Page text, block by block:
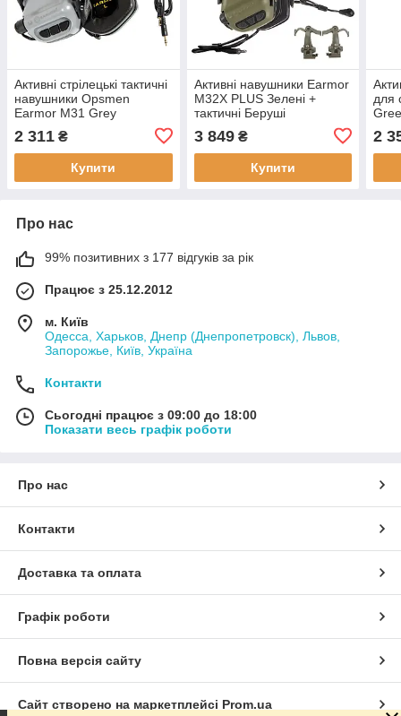
Активні стрілецькі тактичні
навушники Opsmen
Earmor M31 Grey
2 311 ₴
Купити
Активні навушники Earmor
M32X PLUS Зелені +
тактичні Беруші
3 849₴
Купити
для
2
Про нас
99% позитивних з 177 відгуків за рік
Працює з 25.12.2012
м. Київ
Одесса, Харьков, Днепр (Днепропетровск), Львов,
Запорожье, Київ, Україна
Контакти
Сьогодні працює з 09:00 до 18:00
Показати весь графік роботи
Про нас
Контакти
Доставка та оплата
Графік роботи
Повна версія сайту
Сайт створено на маркетплейсі Prom.ua